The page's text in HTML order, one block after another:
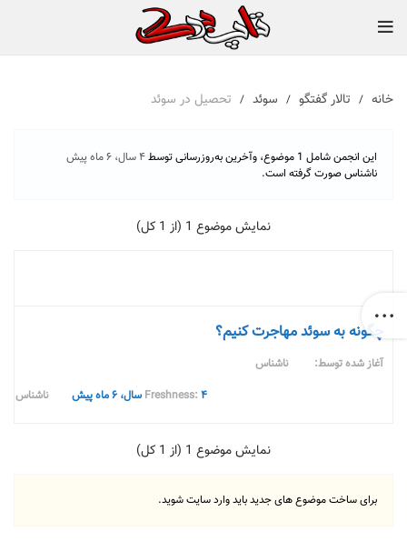
خانه تالار گفتگو سوئد تحصیل در سوئد
این انجمن شامل 1 موضوع، وآخرین به‌روزرسانی توسط
۴ سال، ۶ ماه پیش
ناشناسصورت گرفته است.
نمایش موضوع 1 (از 1 کل)
چگونه به سوئد مهاجرت کنیم؟
آغاز شده توسط:
ناشناس
۴ سال، ۶ ماه پیش
ناشناس
نمایش موضوع 1 (از 1 کل)
برای ساخت موضوع های جدید باید وارد سایت شوید.